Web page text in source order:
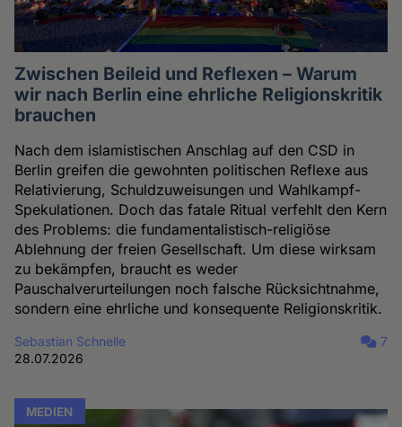
Zwischen Beileid und Reflexen – Warum
wir nach Berlin eine ehrliche Religionskritik
brauchen
Nach dem islamistischen Anschlag auf den CSD in
Berlin greifen die gewohnten politischen Reflexe aus
Relativierung, Schuldzuweisungen und Wahlkampf-
Spekulationen. Doch das fatale Ritual verfehlt den Kern
des Problems: die fundamentalistisch-religiöse
Ablehnung der freien Gesellschaft. Um diese wirksam
zu bekämpfen, braucht es weder
Pauschalverurteilungen noch falsche Rücksichtnahme,
sondern eine ehrliche und konsequente Religionskritik.
Sebastian Schnelle
28.07.2026
7
MEDIEN